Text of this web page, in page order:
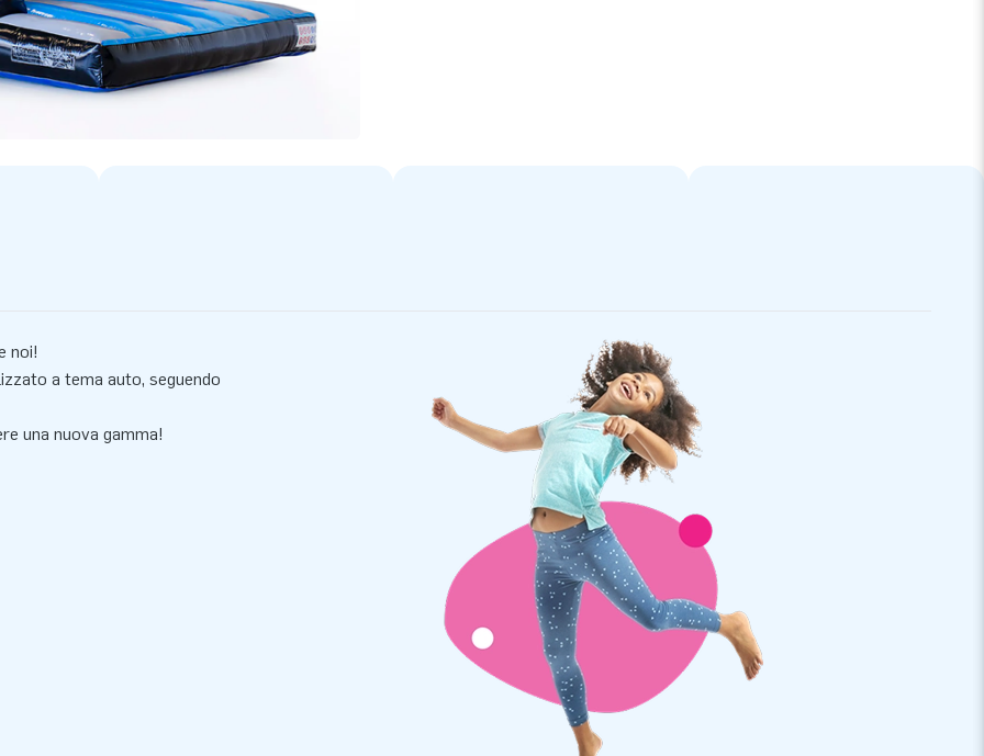
noi!
a tema auto, seguendo
una nuova gamma!